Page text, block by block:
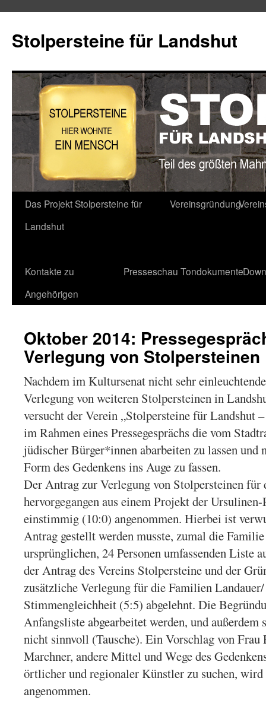
Stolpersteine für Landshut
Zum
Inhalt
Das Projekt Stolpersteine für
Landshut
Vereinsgründung
Kontakte zu
Angehörigen
Presseschau Tondokumente
Oktober 2014:
Verlegung von Stolpersteinen
Nachdem im Kultursenat nicht sehr
Verlegung von weiteren Stolpersteinen in
versucht der Verein „Stolpersteine für Landshut –
im Rahmen eines Pressegesprächs die vom
jüdischer Bürger*innen abarbeiten zu lassen und
Form des Gedenkens ins Auge zu fassen.
Der Antrag zur Verlegung von Stolpersteinen
hervorgegangen aus einem Projekt der
einstimmig (10:0) angenommen. Hierbei ist
Antrag gestellt werden musste, zumal die
ursprünglichen, 24 Personen umfassenden Liste
der Antrag des Vereins Stolpersteine und der
zusätzliche Verlegung für die Familien
Stimmengleichheit (5:5) abgelehnt. Die
Anfangsliste abgearbeitet werden, und außerdem
nicht sinnvoll (Tausche). Ein Vorschlag von Frau
Marchner, andere Mittel und Wege des
örtlicher und regionaler Künstler zu suchen,
angenommen.